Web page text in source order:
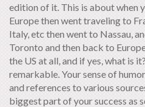
edition of it. This is about when
Europe then went traveling to
Italy, etc then went to Nassau,
Toronto and then back to
the US at all, and if yes, what is
remarkable. Your sense of
and references to various
biggest part of your success as